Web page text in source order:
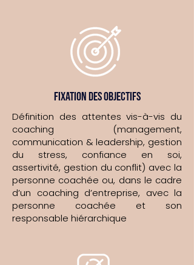
FIXATION DES OBJECTIFS
Définition des attentes vis-à-vis du
coaching (management,
communication & leadership, gestion
du stress, confiance en soi,
assertivité, gestion du conflit) avec la
personne coachée ou, dans le cadre
d’un coaching d’entreprise, avec la
personne coachée et son
responsable hiérarchique